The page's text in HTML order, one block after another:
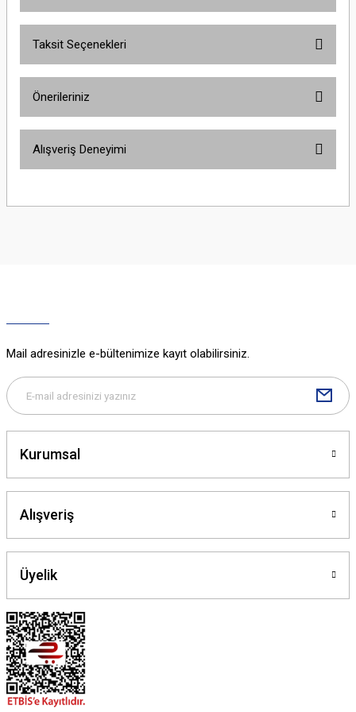
Taksit Seçenekleri
Önerileriniz
yetersiz gördüğünüz noktaları öneri formunu kullanarak tarafımıza
Gönder
Alışveriş Deneyimi
Mail adresinizle e-bültenimize kayıt olabilirsiniz.
Kurumsal
Alışveriş
Üyelik